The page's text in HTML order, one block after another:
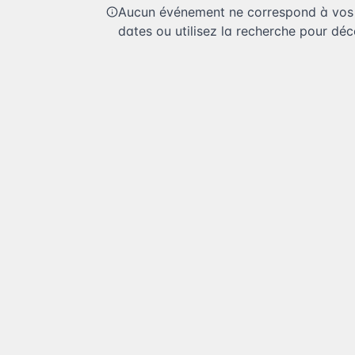
Aucun événement ne correspond à
dates ou utilisez la recherche pour